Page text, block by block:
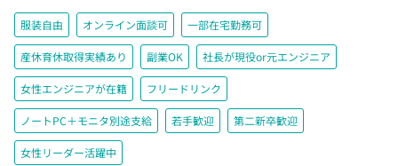
服装自由 オンライン面談可 一部在宅勤務可
産休育休取得実績あり 副業OK 社長が現役or元エンジニア
女性エンジニアが在籍 フリードリンク
ノートPC＋モニタ別途支給 若手歓迎 第二新卒歓迎
女性リーダー活躍中